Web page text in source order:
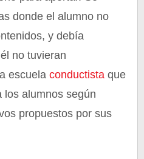
donde el alumno no
y debía
no tuvieran
escuelaconductista que
los alumnos según
propuestos por sus